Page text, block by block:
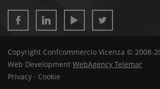
Copyright Confcommercio Vicenza © 2008-
Web Development WebAgency Telemar
Privacy · Cookie